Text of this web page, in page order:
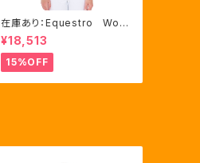
在庫あり：Equestro Wom
en's レース風競技用シャ
ツ Mサイズのみ（ETW002
21）
¥18,513
15%OFF